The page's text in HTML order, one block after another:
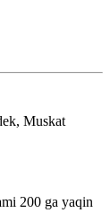
Muskat
200 ga yaqin